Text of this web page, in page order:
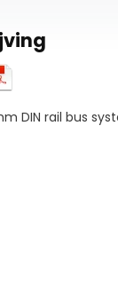
DIN rail bus